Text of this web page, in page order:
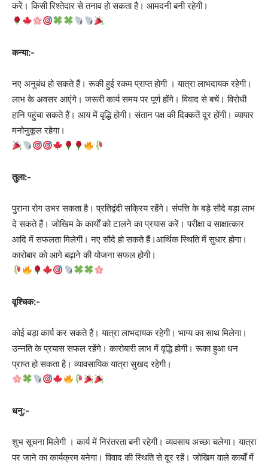
करें। किसी रिश्तेदार से तनाव हो सकता है। आमदनी बनी रहेगी।
कन्या:-
नए अनुबंध हो सकते हैं। रूकी हुई रकम प्राप्त होगी । यात्रा लाभदायक रहेगी।
लाभ के अवसर आएंगे। जरूरी कार्य समय पर पूर्ण होंगे। विवाद से बचें। विरोधी
हानि पहुंचा सकते हैं। आय में वृद्धि होगी। संतान पक्ष की दिक्कतें दूर होंगी। व्यापार
मनोनुकूल रहेगा।
तुला:-
पुराना रोग उभर सकता है। प्रतिद्वंदी सक्रिय रहेंगे। संपत्ति के बड़े सौदे बड़ा लाभ
दे सकते हैं। जोखिम के कार्यों को टालने का प्रयास करें। परीक्षा व साक्षात्कार
आदि में सफलता मिलेगी। नए सौदे हो सकते हैं।आर्थिक स्थिति में सुधार होगा।
कारोबार काे आगे बढ़ाने की योजना सफल होगी।
वृश्चिक:-
कोई बड़ा कार्य कर सकते हैं। यात्रा लाभदायक रहेगी। भाग्य का साथ मिलेगा।
उन्नति के प्रयास सफल रहेंगे। कारोबारी लाभ में वृद्धि होगी। रूका हुआ धन
प्राप्त हो सकता है। व्यावसायिक यात्रा सुखद रहेगी।
धनु:-
शुभ सूचना मिलेगी । कार्य में निरंतरता बनी रहेगी। व्यवसाय अच्छा चलेगा। यात्रा
पर जाने का कार्यक्रम बनेगा। विवाद की स्थिति से दूर रहें। जोखिम वाले कार्यों में